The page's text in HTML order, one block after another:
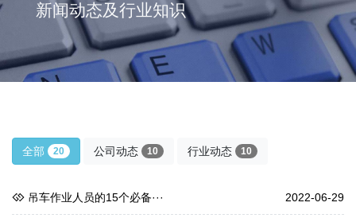
新闻动态及行业知识
全部 20 公司动态 10 行业动态 10
吊车作业人员的15个必备··· 2022-06-29